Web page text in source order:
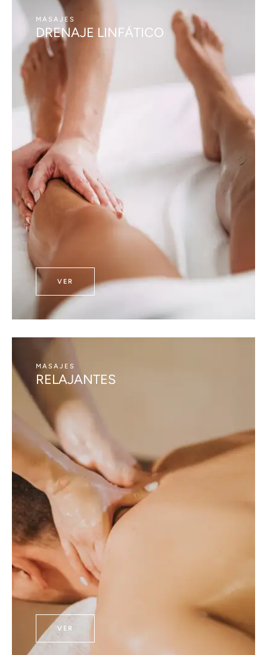
MASAJES
DRENAJE LINFÁTICO
VER
MASAJES
RELAJANTES
VER